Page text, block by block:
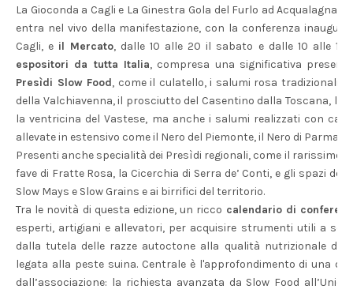
La Gioconda a Cagli e La Ginestra Gola del Furlo ad Acqualagna,
entra nel vivo della manifestazione, con la conferenza
Cagli, e il Mercato, dalle 10 alle 20 il sabato e dalle 10 alle
espositori da tutta Italia, compresa una significativa
Presìdi Slow Food, come il culatello, i salumi rosa tradizionali
della Valchiavenna, il prosciutto del Casentino dalla Toscana, la
la ventricina del Vastese, ma anche i salumi realizzati con
allevate in estensivo come il Nero del Piemonte, il Nero di Parma e
Presenti anche specialità dei Presìdi regionali, come il rarissimo
fave di Fratte Rosa, la Cicerchia di Serra de’ Conti, e gli spazi
Slow Mays e Slow Grains e ai birrifici del territorio.
Tra le novità di questa edizione, un ricco calendario di
esperti, artigiani e allevatori, per acquisire strumenti utili a
dalla tutela delle razze autoctone alla qualità nutrizionale dei
legata alla peste suina. Centrale è l'approfondimento di una
dall’associazione: la richiesta avanzata da Slow Food